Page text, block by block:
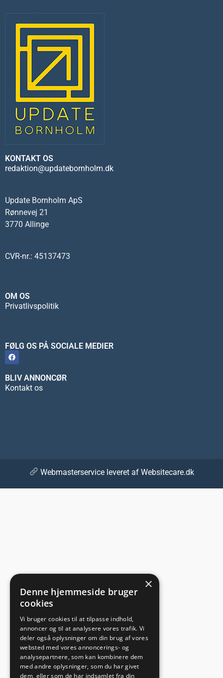
KONTAKT OS
redaktion@updatebornholm.dk
Update Bornholm ApS
Rønnevej 21
3770 Allinge
CVR-nr.: 45137473
OM OS
Privatlivspolitik
FØLG OS PÅ SOCIALE MEDIER
BLIV ANNONCØR
Kontakt os
Webmasterservice leveret af Websitecare.dk
×
Denne hjemmeside bruger
cookies
Vi bruger cookies til at tilpasse indhold,
annoncer og til at analysere vores trafik. Vi
deler også oplysninger om din brug af vores
websted med vores annoncerings- og
analysepartnere, som kan kombinere dem
med andre oplysninger, som du har givet
dem, eller som de har indsamlet fra din